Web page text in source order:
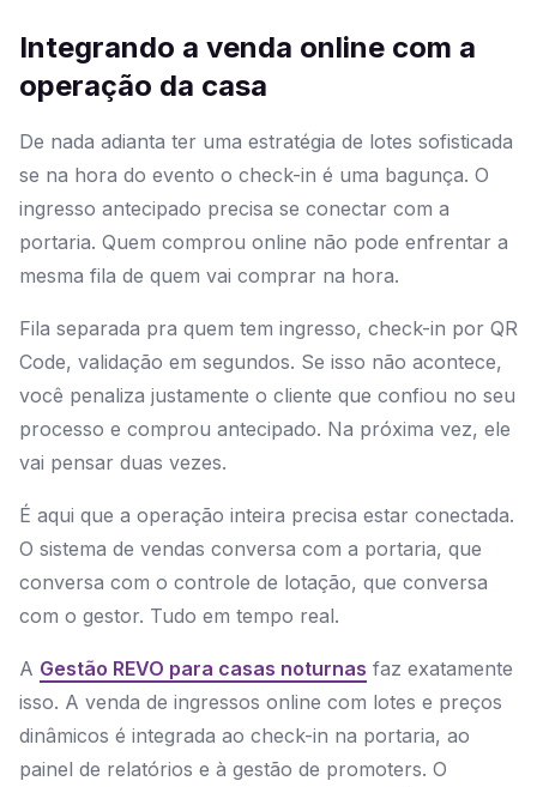
Integrando a venda online com a
operação da casa
De nada adianta ter uma estratégia de lotes sofisticada
se na hora do evento o check-in é uma bagunça. O
ingresso antecipado precisa se conectar com a
portaria. Quem comprou online não pode enfrentar a
mesma fila de quem vai comprar na hora.
Fila separada pra quem tem ingresso, check-in por QR
Code, validação em segundos. Se isso não acontece,
você penaliza justamente o cliente que confiou no seu
processo e comprou antecipado. Na próxima vez, ele
vai pensar duas vezes.
É aqui que a operação inteira precisa estar conectada.
O sistema de vendas conversa com a portaria, que
conversa com o controle de lotação, que conversa
com o gestor. Tudo em tempo real.
A Gestão REVO para casas noturnas faz exatamente
isso. A venda de ingressos online com lotes e preços
dinâmicos é integrada ao check-in na portaria, ao
painel de relatórios e à gestão de promoters. O